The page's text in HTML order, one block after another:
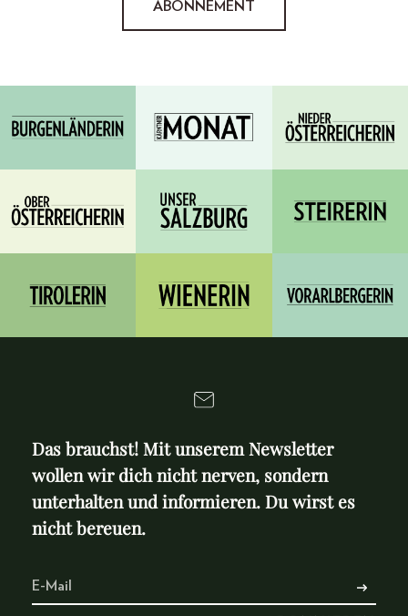
ABONNEMENT
Das brauchst! Mit unserem Newsletter
wollen wir dich nicht nerven, sondern
unterhalten und informieren. Du wirst es
nicht bereuen.